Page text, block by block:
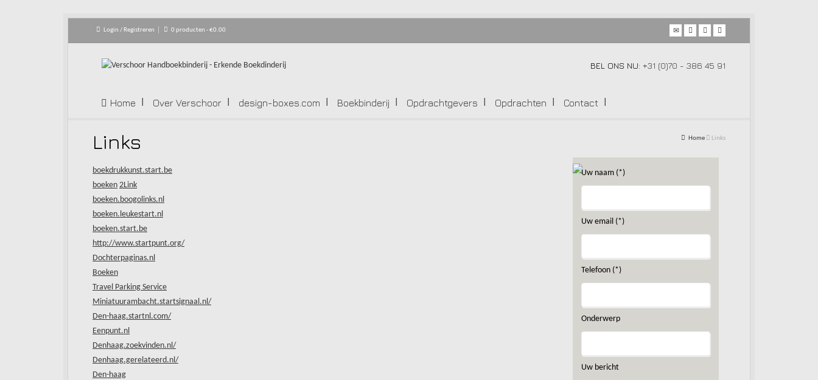
Login / Registreren 0 producten -€0.00
BEL ONS NU: +31 (0)70 - 386 45 91
Home Over Verschoor design-boxes.com Boekbinderij Opdrachtgevers Opdrachten Contact
Links Home Links
boekdrukkunst.start.be
boeken 2Link
boeken.boogolinks.nl
boeken.leukestart.nl
boeken.start.be
http://www.startpunt.org/
Dochterpaginas.nl
Boeken
Travel Parking Service
Miniatuurambacht.startsignaal.nl/
Den-haag.startnl.com/
Eenpunt.nl
Denhaag.zoekvinden.nl/
Denhaag.gerelateerd.nl/
Den-haag
Uw naam (*)
Uw email (*)
Telefoon (*)
Onderwerp
Uw bericht